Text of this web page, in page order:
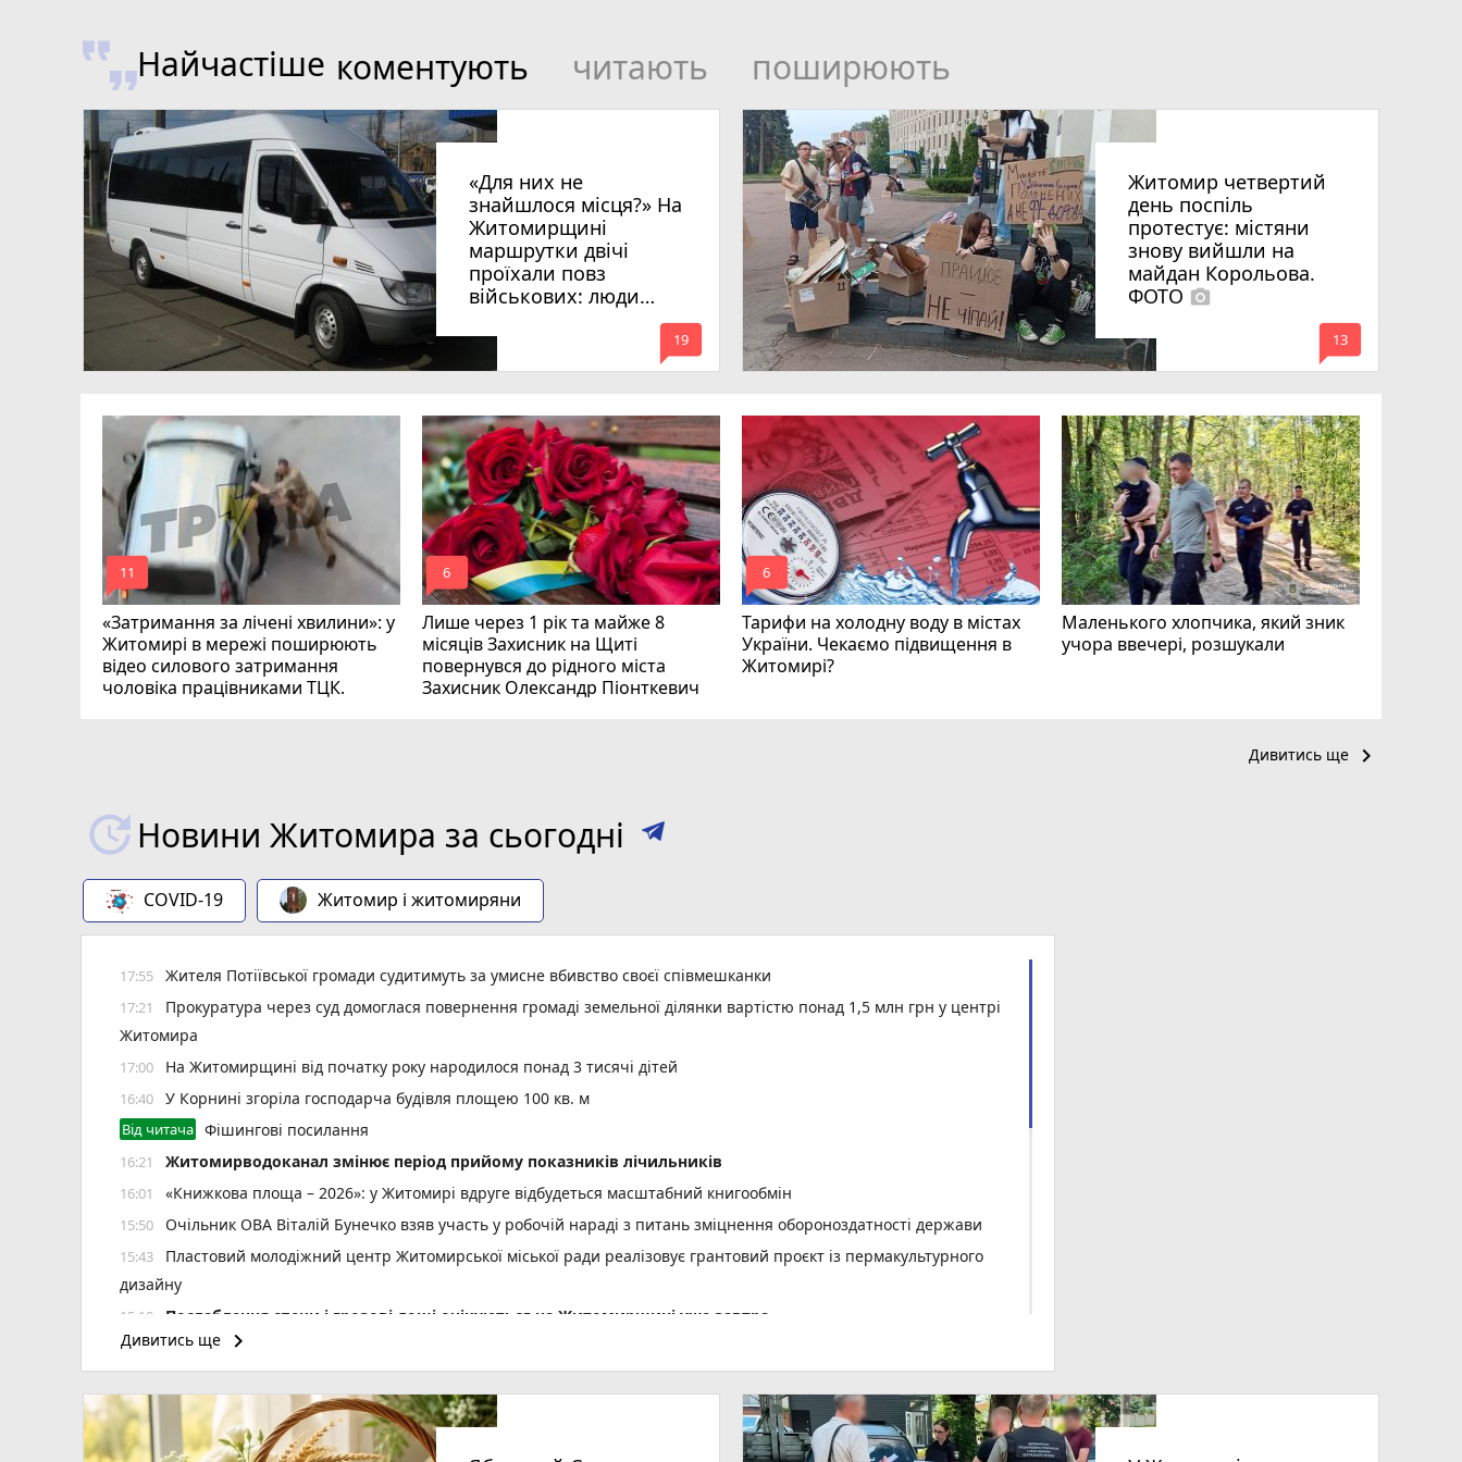
Найчастіше коментують читають поширюють
«Для них не
знайшлося місця?» На
Житомирщині
маршрутки двічі
проїхали повз
військових: люди
вимагають покарати
винних
mode_comment
19
Житомир четвертий
день поспіль
протестує: містяни
знову вийшли на
майдан Корольова.
ФОТО photo_camera
mode_comment
13
«Затримання за лічені хвилини»: у
Житомирі в мережі поширюють
відео силового затримання
чоловіка працівниками ТЦК.
mode_comment
11
Лише через 1 рік та майже 8
місяців Захисник на Щиті
повернувся до рідного міста
Захисник Олександр Піонткевич
mode_comment
6
Тарифи на холодну воду в містах
України. Чекаємо підвищення в
Житомирі?
mode_comment
6
Маленького хлопчика, який зник
учора ввечері, розшукали
Дивитись ще keyboard_arrow_right
Новини Житомира за сьогодні
COVID-19 Житомир і житомиряни
17:55 Жителя Потіївської громади судитимуть за умисне вбивство своєї співмешканки
17:21
Прокуратура через суд домоглася повернення громаді земельної ділянки вартістю понад 1,5 млн грн у центрі
Житомира
17:00 На Житомирщині від початку року народилося понад 3 тисячі дітей
16:40 У Корнині згоріла господарча будівля площею 100 кв. м
Від читача Фішингові посилання
16:21 Житомирводоканал змінює період прийому показників лічильників
16:01 «Книжкова площа – 2026»: у Житомирі вдруге відбудеться масштабний книгообмін
15:50 Очільник ОВА Віталій Бунечко взяв участь у робочій нараді з питань зміцнення обороноздатності держави
15:43
Пластовий молодіжний центр Житомирської міської ради реалізовує грантовий проєкт із пермакультурного
дизайну
15:19 Послаблення спеки і грозові дощі очікуються на Житомирщині уже завтра
15:00 Стартує новий набір на навчання із сонячної енергетики для ветеранів, ветеранок та їхніх сімей
14:20
Привласнив 72 тис. грн під приводом встановлення вікон – засуджено до 2 років ув’язнення жителя
Житомира
Дивитись ще keyboard_arrow_right